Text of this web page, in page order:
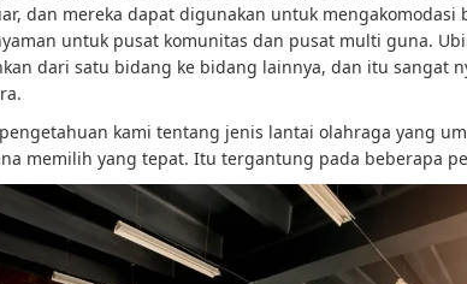
dan mereka dapat digunakan untuk mengakomodasi
untuk pusat komunitas dan pusat multi guna.
dari satu bidang ke bidang lainnya, dan itu sangat
kami tentang jenis lantai olahraga yang
memilih yang tepat. Itu tergantung pada beberapa